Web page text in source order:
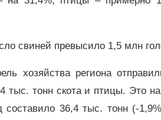
свиней превысило 1,5 млн
хозяйства региона
тыс. тонн скота и птицы. Это
составило 36,4 тыс. тонн